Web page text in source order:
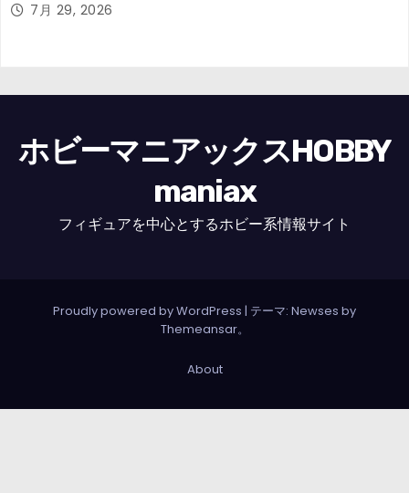
7月 29, 2026
ホビーマニアックスHOBBY
maniax
フィギュアを中心とするホビー系情報サイト
Proudly powered by WordPress | テーマ: Newses by
Themeansar。
About